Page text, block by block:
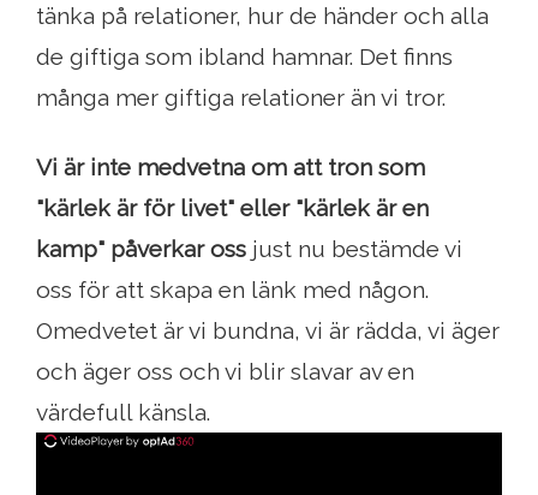
tänka på relationer, hur de händer och alla
de giftiga som ibland hamnar. Det finns
många mer giftiga relationer än vi tror.
Vi är inte medvetna om att tron ​​som
"kärlek är för livet" eller "kärlek är en
kamp" påverkar oss just nu bestämde vi
oss för att skapa en länk med någon.
Omedvetet är vi bundna, vi är rädda, vi äger
och äger oss och vi blir slavar av en
värdefull känsla.